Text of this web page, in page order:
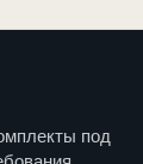
под